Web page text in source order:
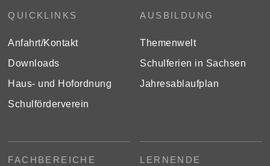
QUICKLINKS
Anfahrt/Kontakt
Downloads
Haus- und Hofordnung
Schulförderverein
AUSBILDUNG
Themenwelt
Schulferien in Sachsen
Jahresablaufplan
FACHBEREICHE LERNENDE